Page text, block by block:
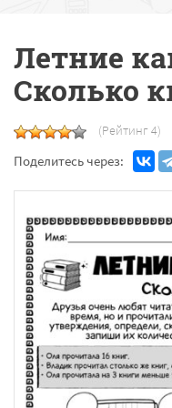
Летние
Сколько
(Рейтинг 4)
Поделитесь через: